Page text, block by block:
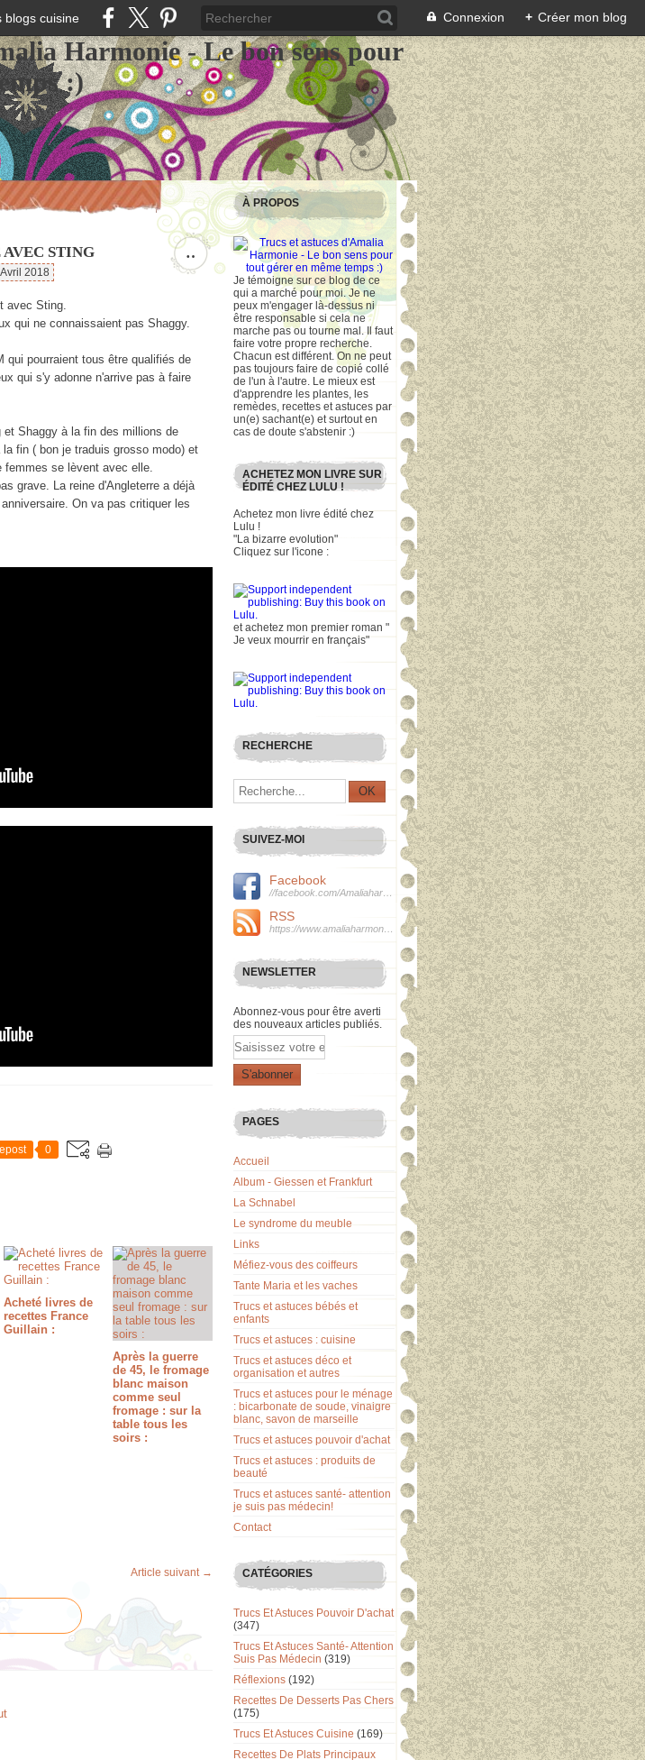
blogs cuisine Connexion + Créer mon blog
Harmonie - Le bon sens pour
:)
…
STING
2018
avec Sting.
qui ne connaissaient pas Shaggy.
qui pourraient tous être qualifiés de
qui s'y adonne n'arrive pas à faire
Shaggy à la fin des millions de
fin ( bon je traduis grosso modo) et
femmes se lèvent avec elle.
grave. La reine d'Angleterre a déjà
On va pas critiquer les
0
Acheté livres de
recettes France
Guillain :
Après la guerre
de 45, le fromage
blanc maison
comme seul
fromage : sur la
table tous les
soirs :
Article suivant →
À PROPOS
Je témoigne sur ce blog de ce
qui a marché pour moi. Je ne
peux m'engager là-dessus ni
être responsable si cela ne
marche pas ou tourne mal. Il faut
faire votre propre recherche.
Chacun est différent. On ne peut
pas toujours faire de copié collé
de l'un à l'autre. Le mieux est
d'apprendre les plantes, les
remèdes, recettes et astuces par
un(e) sachant(e) et surtout en
cas de doute s'abstenir :)
ACHETEZ MON LIVRE SUR
ÉDITÉ CHEZ LULU !
Achetez mon livre édité chez
Lulu !
"La bizarre evolution"
Cliquez sur l'icone :
et achetez mon premier roman "
Je veux mourrir en français"
RECHERCHE
SUIVEZ-MOI
Facebook
RSS
NEWSLETTER
Abonnez-vous pour être averti
des nouveaux articles publiés.
Email
PAGES
Accueil
Album - Giessen et Frankfurt
La Schnabel
Le syndrome du meuble
Links
Méfiez-vous des coiffeurs
Tante Maria et les vaches
Trucs et astuces bébés et
enfants
Trucs et astuces : cuisine
Trucs et astuces déco et
organisation et autres
Trucs et astuces pour le ménage
: bicarbonate de soude, vinaigre
blanc, savon de marseille
Trucs et astuces pouvoir d'achat
Trucs et astuces : produits de
beauté
Trucs et astuces santé- attention
je suis pas médecin!
Contact
CATÉGORIES
Trucs Et Astuces Pouvoir D'achat
(347)
Trucs Et Astuces Santé- Attention
Suis Pas Médecin (319)
Réflexions (192)
Recettes De Desserts Pas Chers
(175)
Trucs Et Astuces Cuisine (169)
Recettes De Plats Principaux